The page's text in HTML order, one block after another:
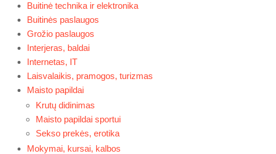
Buitinė technika ir elektronika
Buitinės paslaugos
Grožio paslaugos
Interjeras, baldai
Internetas, IT
Laisvalaikis, pramogos, turizmas
Maisto papildai
Krutų didinimas
Maisto papildai sportui
Sekso prekės, erotika
Mokymai, kursai, kalbos